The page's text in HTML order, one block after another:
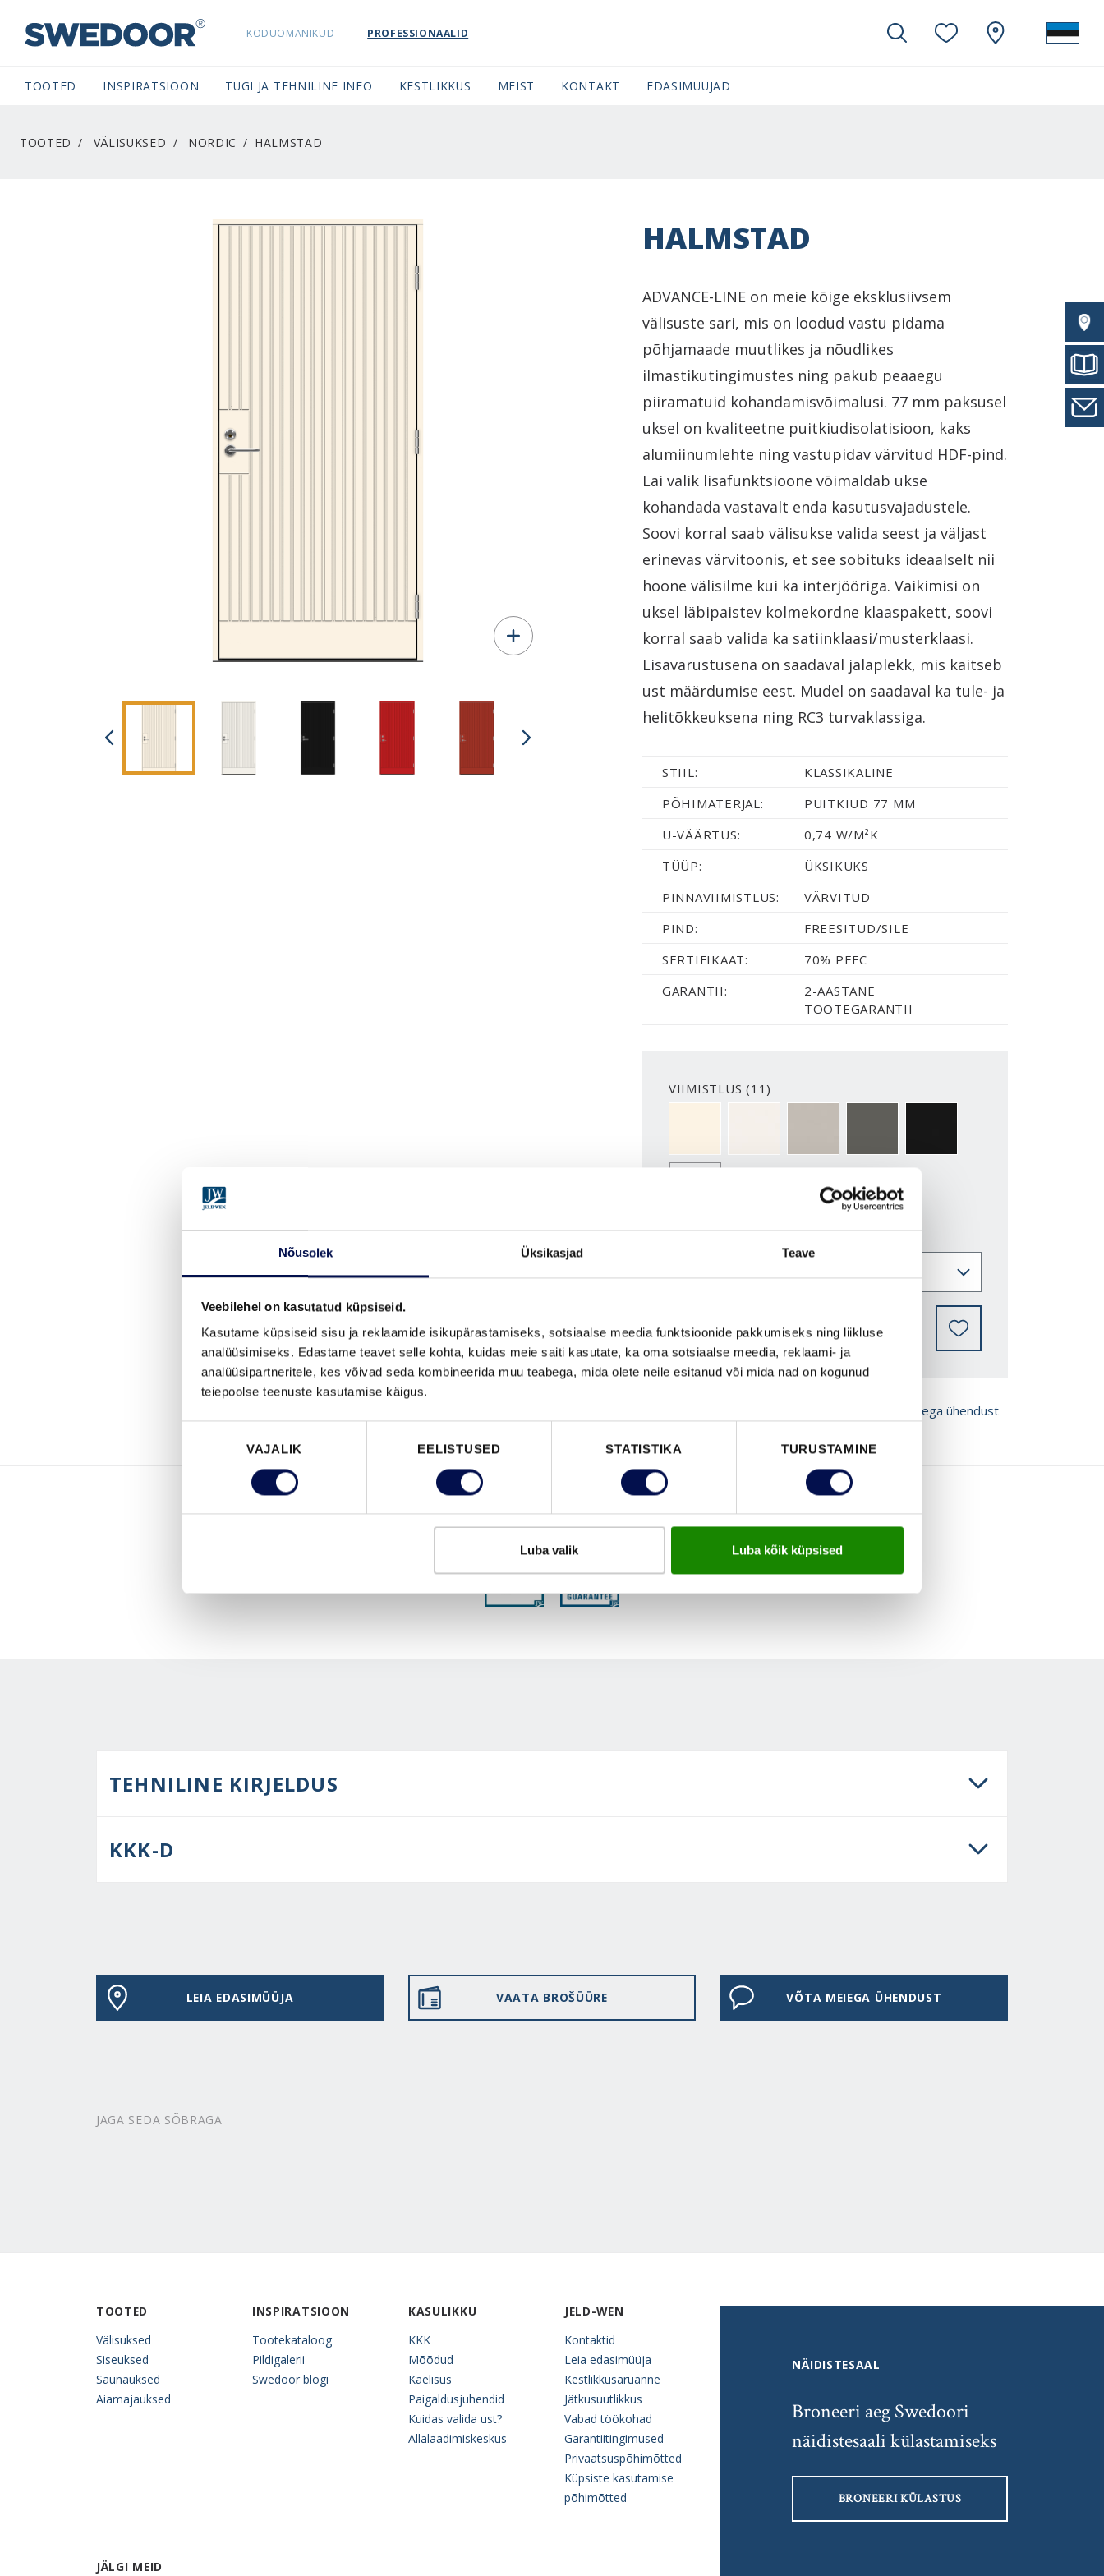
Nõusolek Üksikasjad Teave
Veebilehel on kasutatud küpsiseid.
Kasutame küpsiseid sisu ja reklaamide isikupärastamiseks, sotsiaalse meedia funktsioonide pakkumiseks ning liikluse
analüüsimiseks. Edastame teavet selle kohta, kuidas meie saiti kasutate, ka oma sotsiaalse meedia, reklaami- ja
analüüsipartneritele, kes võivad seda kombineerida muu teabega, mida olete neile esitanud või mida nad on kogunud
teiepoolse teenuste kasutamise käigus.
VAJALIK EELISTUSED STATISTIKA TURUSTAMINE
Luba valik Luba kõik küpsised
SWEDOORESTONIA NAVIGATION
KODUOMANIKUD PROFESSIONAALID
TOOTED INSPIRATSIOON TUGI JA TEHNILINE INFO KESTLIKKUS MEIST KONTAKT EDASIMÜÜJAD
TOOTED VÄLISUKSED NORDIC HALMSTAD
HALMSTAD
ADVANCE-LINE on meie kõige eksklusiivsem
välisuste sari, mis on loodud vastu pidama
põhjamaade muutlikes ja nõudlikes
ilmastikutingimustes ning pakub peaaegu
piiramatuid kohandamisvõimalusi. 77 mm paksusel
uksel on kvaliteetne puitkiudisolatisioon, kaks
alumiinumlehte ning vastupidav värvitud HDF-pind.
Lai valik lisafunktsioone võimaldab ukse
kohandada vastavalt enda kasutusvajadustele.
Soovi korral saab välisukse valida seest ja väljast
erinevas värvitoonis, et see sobituks ideaalselt nii
hoone välisilme kui ka interjööriga. Vaikimisi on
uksel läbipaistev kolmekordne klaaspakett, soovi
korral saab valida ka satiinklaasi/musterklaasi.
Lisavarustusena on saadaval jalaplekk, mis kaitseb
ust määrdumise eest. Mudel on saadaval ka tule- ja
helitõkkeuksena ning RC3 turvaklassiga.
STIIL:
KLASSIKALINE
PÕHIMATERJAL:
PUITKIUD 77 MM
U-VÄÄRTUS:
0,74 W/M²K
TÜÜP:
ÜKSIKUKS
PINNAVIIMISTLUS:
VÄRVITUD
PIND:
FREESITUD/SILE
SERTIFIKAAT:
70% PEFC
GARANTII:
2-AASTANE
TOOTEGARANTII
VIIMISTLUS (11)
LEIA EDASIMÜÜJA
Võta meiega ühendust
FUNKTSIOONID
TEHNILINE KIRJELDUS
KKK-D
LEIA EDASIMÜÜJA VAATA BROŠÜÜRE VÕTA MEIEGA ÜHENDUST
JAGA SEDA SÕBRAGA
TOOTED
Välisuksed
Siseuksed
Saunauksed
Aiamajauksed
INSPIRATSIOON
Tootekataloog
Pildigalerii
Swedoor blogi
KASULIKKU
KKK
Mõõdud
Käelisus
Paigaldusjuhendid
Kuidas valida ust?
Allalaadimiskeskus
JELD-WEN
Kontaktid
Leia edasimüüja
Kestlikkusaruanne
Jätkusuutlikkus
Vabad töökohad
Garantiitingimused
Privaatsuspõhimõtted
Küpsiste kasutamise
põhimõtted
JÄLGI MEID
NÄIDISTESAAL
Broneeri aeg Swedoori
näidistesaali külastamiseks
BRONEERI KÜLASTUS